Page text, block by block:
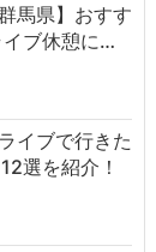
馬県】おすす
ブ休憩に…
イブで行きた
選を紹介！